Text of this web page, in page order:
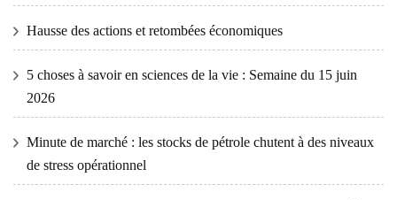
Hausse des actions et retombées économiques
5 choses à savoir en sciences de la vie : Semaine du 15 juin
2026
Minute de marché : les stocks de pétrole chutent à des niveaux
de stress opérationnel